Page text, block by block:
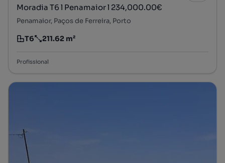
Moradia T6 l Penamaior l 234,000.00€
Penamaior, Paços de Ferreira, Porto
Tipologia
T6
Preço por metro quadrado
211.62 m²
Profissional